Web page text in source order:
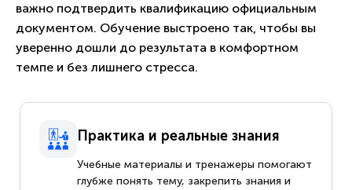
важно подтвердить квалификацию официальным
документом. Обучение выстроено так, чтобы вы
уверенно дошли до результата в комфортном
темпе и без лишнего стресса.
Практика и реальные знания
Учебные материалы и тренажеры помогают
глубже понять тему, закрепить знания и